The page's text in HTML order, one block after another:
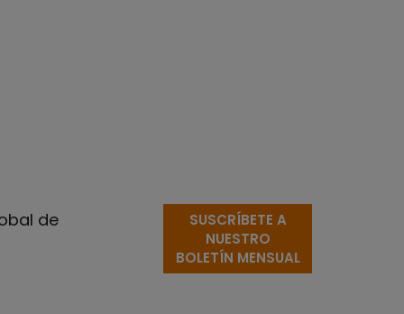
de
SUSCRÍBETE A
NUESTRO
BOLETÍN MENSUAL